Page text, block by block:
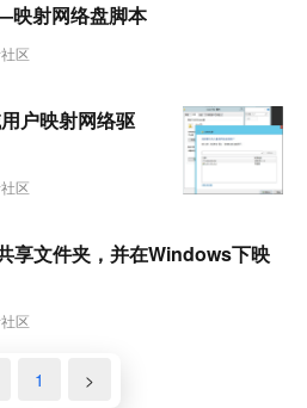
区
射网络盘脚本
区
户映射网络驱
区
享文件夹，并在Windows下映
1 >